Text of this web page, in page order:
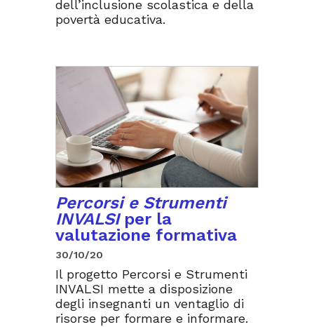
dell’inclusione scolastica e della
povertà educativa.
Percorsi e Strumenti
INVALSIper la
valutazione formativa
30/10/20
Il progetto Percorsi e Strumenti
INVALSI mette a disposizione
degli insegnanti un ventaglio di
risorse per formare e informare.